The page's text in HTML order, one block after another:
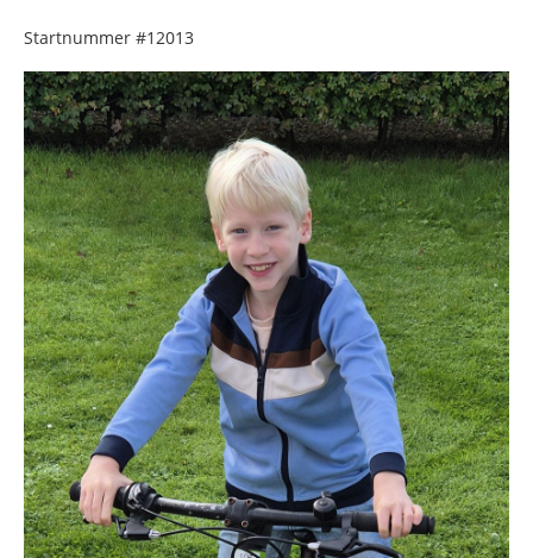
Startnummer #12013